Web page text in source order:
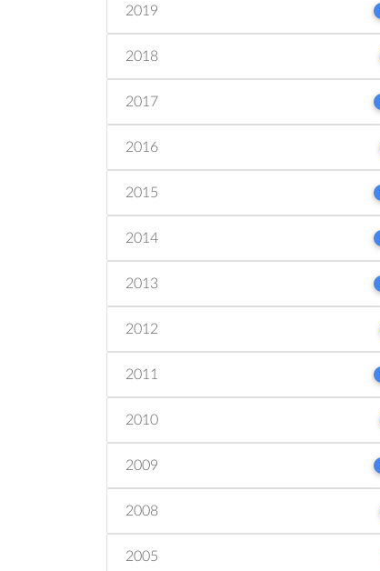
2019
2018
2017
2016
2015
2014
2013
2012
2011
2010
2009
2008
2005